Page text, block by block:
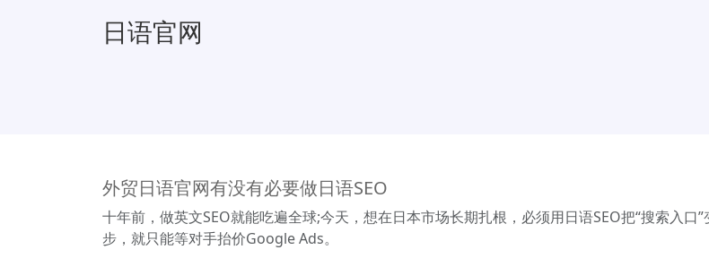
日语官网
外贸日语官网有没有必要做日语SEO
十年前，做英文SEO就能吃遍全球;今天，想在日本市场长期扎根，必须用日语SEO把“搜索入口
步，就只能等对手抬价Google Ads。